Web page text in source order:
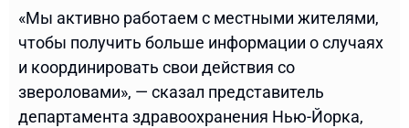
«Мы активно работаем с местными жителями,
чтобы получить больше информации о случаях
и координировать свои действия со
звероловами», — сказал представитель
департамента здравоохранения Нью-Йорка,